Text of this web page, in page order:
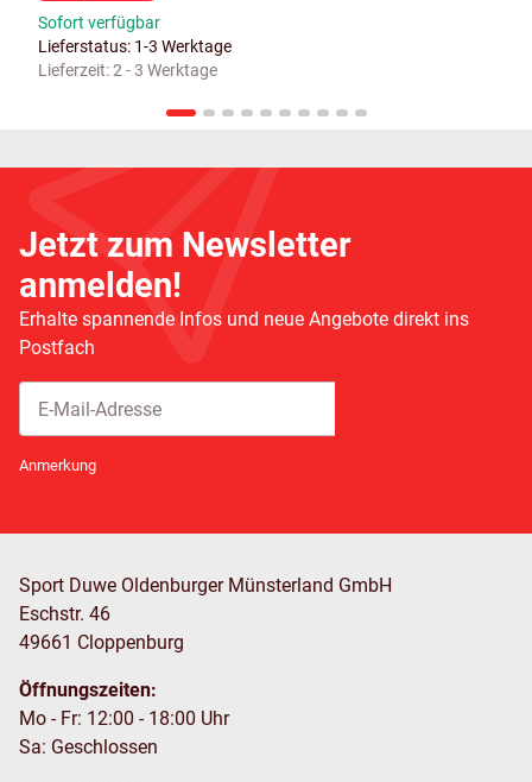
Sofort verfügbar
Lieferstatus: 1-3 Werktage
Lieferzeit:2 - 3 Werktage
Jetzt zum Newsletter
anmelden!
Erhalte spannende Infos und neue Angebote direkt ins
Postfach
Anmerkung
Sport Duwe Oldenburger Münsterland GmbH
Eschstr. 46
49661 Cloppenburg
Öffnungszeiten:
Mo - Fr: 12:00 - 18:00 Uhr
Sa: Geschlossen